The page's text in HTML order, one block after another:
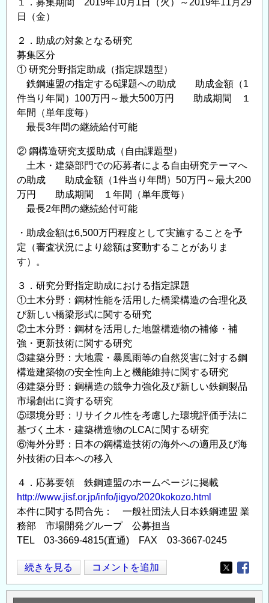
に
る
助
成
金
給
付
対
象
研
究
テ
ー
の
公
募
つ
い
て
の
１．募集期間 2019年10月1日（火）～2019年11月29
日（金）
２．助成の対象となる研究
募集区分
① 研究分野指定助成（指定課題型）
鉄鋼連盟の指定する6課題への助成 助成金額（1
件当り年間）100万円～最大500万円 助成期間 １
年間（単年度毎）
最長3年間の継続給付可能
② 鋼構造研究支援助成（自由課題型）
土木・建築部門での応募者による自由研究テーマへ
の助成 助成金額（1件当り年間）50万円～最大200
万円 助成期間 １年間（単年度毎）
最長2年間の継続給付可能
・助成金額は6,500万円程度として実施することを予
定（審査状況により総額は変動することがありま
す）。
３．研究分野指定助成における指定課題
①土木分野：鋼材性能を活用した橋梁構造の合理化及
び新しい橋梁形式に関する研究
②土木分野：鋼材を活用した地盤構造物の補修・補
強・更新技術に関する研究
③建築分野：大地震・暴風雨等の自然災害に対する鋼
構造建築物の安全性向上と機能維持に関する研究
④建築分野：鋼構造の競争力強化及び新しい鉄鋼製品
市場創出に資する研究
⑤環境分野：リサイクル性を考慮した環境評価手法に
基づく土木・建築構造物のLCAに関する研究
⑥海外分野：日本の鋼構造技術の海外への適用及び海
外技術の日本への移入
４．応募要領 鉄鋼連盟のホームページに掲載
http://www.jisf.or.jp/info/jigyo/2020kokozo.html
本件に関する問合先： 一般社団法人日本鉄鋼連盟 業
務部 市場開発グループ 公募担当
TEL 03-3669-4815(直通) FAX 03-3667-0245
【日
本
鉄
続きを見る コメントを追加
Opens in